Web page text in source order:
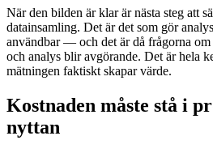
När den bilden är klar är nästa steg att
datainsamling. Det är det som gör
användbar — och det är då frågorna
och analys blir avgörande. Det är hela
mätningen faktiskt skapar värde.
Kostnaden måste stå i
nyttan